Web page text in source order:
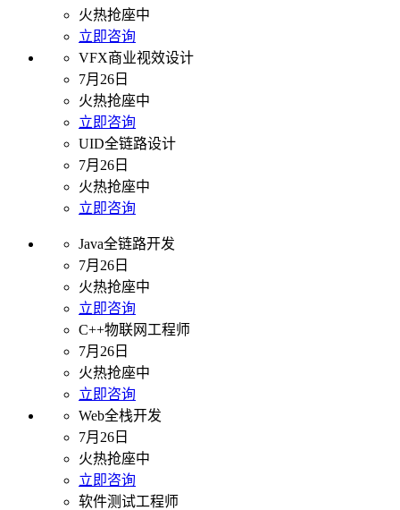
火热抢座中
立即咨询
VFX商业视效设计
7月26日
火热抢座中
立即咨询
UID全链路设计
7月26日
火热抢座中
立即咨询
Java全链路开发
7月26日
火热抢座中
立即咨询
C++物联网工程师
7月26日
火热抢座中
立即咨询
Web全栈开发
7月26日
火热抢座中
立即咨询
软件测试工程师